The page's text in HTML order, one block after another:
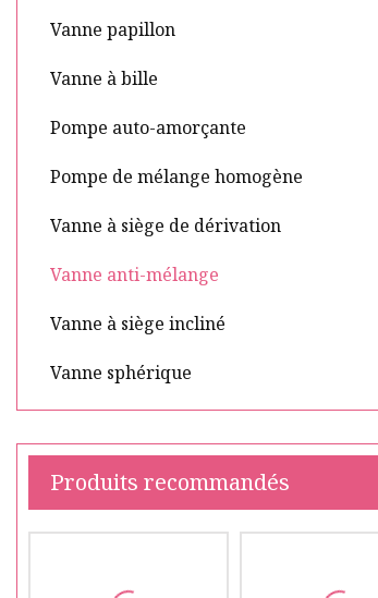
Vanne papillon
Vanne à bille
Pompe auto-amorçante
Pompe de mélange homogène
Vanne à siège de dérivation
Vanne anti-mélange
Vanne à siège incliné
Vanne sphérique
Produits recommandés